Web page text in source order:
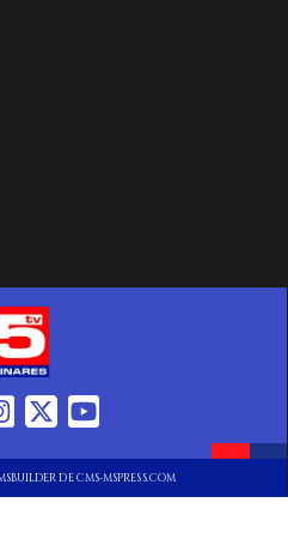
DE CMS-MSPRESS.COM